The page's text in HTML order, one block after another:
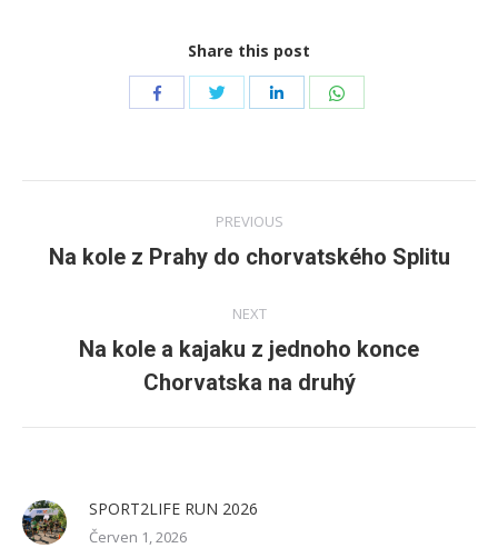
Share this post
Share
Share
navigation
PREVIOUS
Previous
Na kole z Prahy do chorvatského Splitu
NEXT
Next
post:
Na kole a kajaku z jednoho konce
Chorvatska na druhý
SPORT2LIFE RUN 2026
Červen 1, 2026